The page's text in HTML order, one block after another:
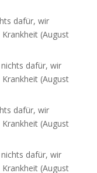
dafür, wir
(August
dafür, wir
(August
dafür, wir
(August
dafür, wir
(August